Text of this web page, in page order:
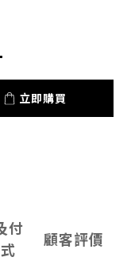
立即購買
付
顧客評價